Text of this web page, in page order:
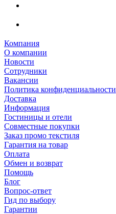
Компания
О компании
Новости
Сотрудники
Вакансии
Политика конфиденциальности
Доставка
Информация
Гостиницы и отели
Совместные покупки
Заказ промо текстиля
Гарантия на товар
Оплата
Обмен и возврат
Помощь
Блог
Вопрос-ответ
Гид по выбору
Гарантии